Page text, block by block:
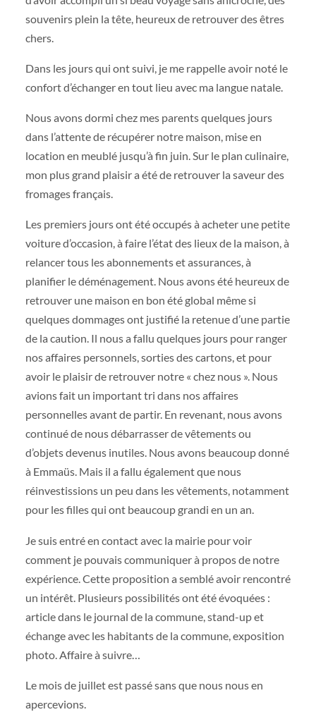
souvenirs plein la tête, heureux de retrouver des êtres
chers.
Dans les jours qui ont suivi, je me rappelle avoir noté le
confort d’échanger en tout lieu avec ma langue natale.
Nous avons dormi chez mes parents quelques jours
dans l’attente de récupérer notre maison, mise en
location en meublé jusqu’à fin juin. Sur le plan culinaire,
mon plus grand plaisir a été de retrouver la saveur des
fromages français.
Les premiers jours ont été occupés à acheter une petite
voiture d’occasion, à faire l’état des lieux de la maison, à
relancer tous les abonnements et assurances, à
planifier le déménagement. Nous avons été heureux de
retrouver une maison en bon été global même si
quelques dommages ont justifié la retenue d’une partie
de la caution. Il nous a fallu quelques jours pour ranger
nos affaires personnels, sorties des cartons, et pour
avoir le plaisir de retrouver notre « chez nous ». Nous
avions fait un important tri dans nos affaires
personnelles avant de partir. En revenant, nous avons
continué de nous débarrasser de vêtements ou
d’objets devenus inutiles. Nous avons beaucoup donné
à Emmaüs. Mais il a fallu également que nous
réinvestissions un peu dans les vêtements, notamment
pour les filles qui ont beaucoup grandi en un an.
Je suis entré en contact avec la mairie pour voir
comment je pouvais communiquer à propos de notre
expérience. Cette proposition a semblé avoir rencontré
un intérêt. Plusieurs possibilités ont été évoquées :
article dans le journal de la commune, stand-up et
échange avec les habitants de la commune, exposition
photo. Affaire à suivre…
Le mois de juillet est passé sans que nous nous en
apercevions.